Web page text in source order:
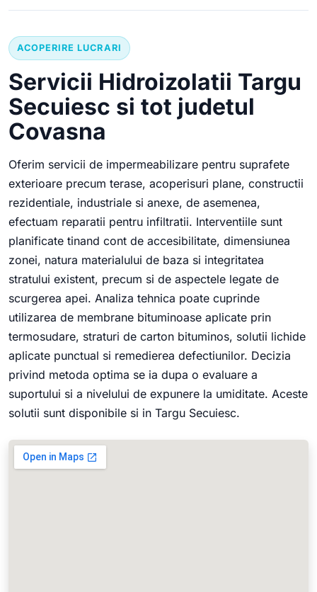
ACOPERIRE LUCRARI
Servicii Hidroizolatii Targu
Secuiesc si tot judetul
Covasna
Oferim servicii de impermeabilizare pentru suprafete
exterioare precum terase, acoperisuri plane, constructii
rezidentiale, industriale si anexe, de asemenea,
efectuam reparatii pentru infiltratii. Interventiile sunt
planificate tinand cont de accesibilitate, dimensiunea
zonei, natura materialului de baza si integritatea
stratului existent, precum si de aspectele legate de
scurgerea apei. Analiza tehnica poate cuprinde
utilizarea de membrane bituminoase aplicate prin
termosudare, straturi de carton bituminos, solutii lichide
aplicate punctual si remedierea defectiunilor. Decizia
privind metoda optima se ia dupa o evaluare a
suportului si a nivelului de expunere la umiditate. Aceste
solutii sunt disponibile si in Targu Secuiesc.